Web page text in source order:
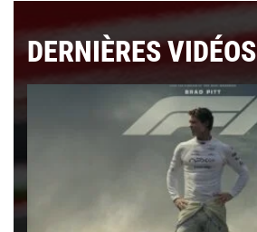
DERNIÈRES VIDÉOS